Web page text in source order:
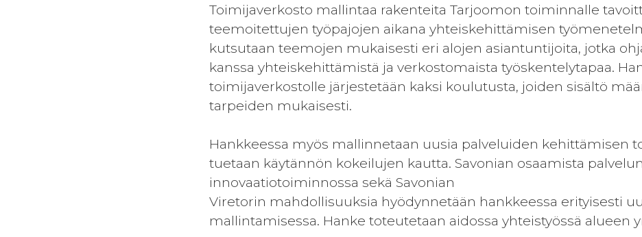
Toimijaverkosto mallintaa rakenteita Tarjoomon toiminnalle
teemoitettujen työpajojen aikana yhteiskehittämisen
kutsutaan teemojen mukaisesti eri alojen asiantuntijoita, jotka
kanssa yhteiskehittämistä ja verkostomaista työskentelytapaa.
toimijaverkostolle järjestetään kaksi koulutusta, joiden sisältö
tarpeiden mukaisesti.
Hankkeessa myös mallinnetaan uusia palveluiden kehittämisen
tuetaan käytännön kokeilujen kautta. Savonian osaamista
innovaatiotoiminnossa sekä Savonian
Viretorin mahdollisuuksia hyödynnetään hankkeessa erityisesti
mallintamisessa. Hanke toteutetaan aidossa yhteistyössä alueen